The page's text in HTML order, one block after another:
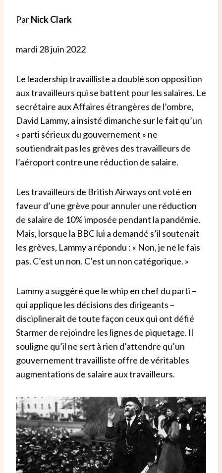
ParNick Clark
mardi 28 juin 2022
Le leadership travailliste a doublé son opposition
aux travailleurs qui se battent pour les salaires. Le
secrétaire aux Affaires étrangères de l’ombre,
David Lammy, a insisté dimanche sur le fait qu’un
« parti sérieux du gouvernement » ne
soutiendrait pas les grèves des travailleurs de
l’aéroport contre une réduction de salaire.
Les travailleurs de British Airways ont voté en
faveur d’une grève pour annuler une réduction
de salaire de 10% imposée pendant la pandémie.
Mais, lorsque la BBC lui a demandé s’il soutenait
les grèves, Lammy a répondu : « Non, je ne le fais
pas. C’est un non. C’est un non catégorique. »
Lammy a suggéré que le whip en chef du parti –
qui applique les décisions des dirigeants –
disciplinerait de toute façon ceux qui ont défié
Starmer de rejoindre les lignes de piquetage. Il
souligne qu’il ne sert à rien d’attendre qu’un
gouvernement travailliste offre de véritables
augmentations de salaire aux travailleurs.